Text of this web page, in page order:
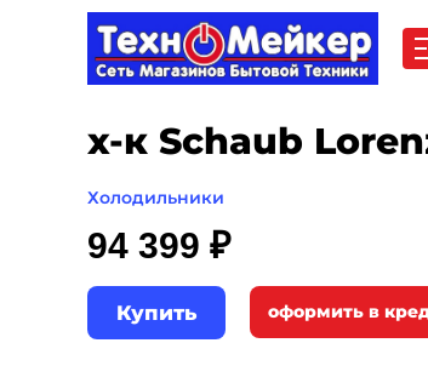
х-к Schaub
Холодильники
94 399 ₽
Купить